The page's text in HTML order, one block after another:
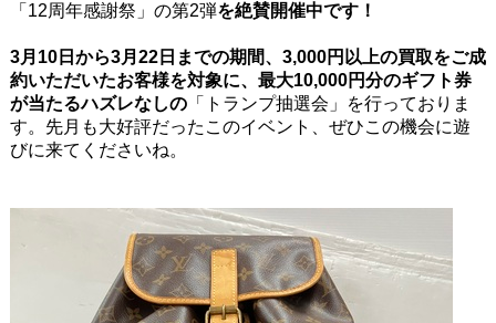
「12周年感謝祭」の第2弾を絶賛開催中です！
3月10日から3月22日までの期間、3,000円以上の買取をご成
約いただいたお客様を対象に、最大10,000円分のギフト券
が当たるハズレなしの「トランプ抽選会」を行っておりま
す。先月も大好評だったこのイベント、ぜひこの機会に遊
びに来てくださいね。